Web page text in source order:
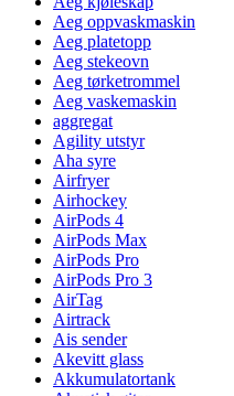
Aeg oppvaskmaskin
Aeg platetopp
Aeg stekeovn
Aeg tørketrommel
Aeg vaskemaskin
aggregat
Agility utstyr
Aha syre
Airfryer
Airhockey
AirPods 4
AirPods Max
AirPods Pro
AirPods Pro 3
AirTag
Airtrack
Ais sender
Akevitt glass
Akkumulatortank